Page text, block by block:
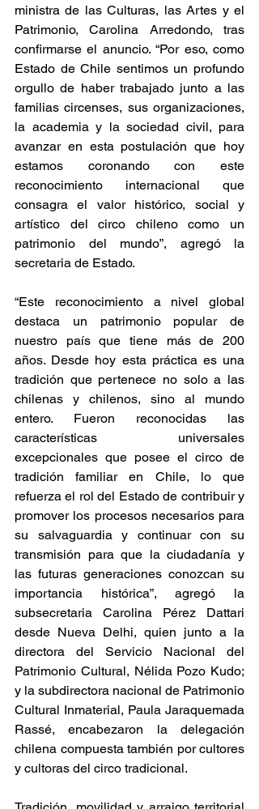
ministra de las Culturas, las Artes y el
Patrimonio, Carolina Arredondo, tras
confirmarse el anuncio. “Por eso, como
Estado de Chile sentimos un profundo
orgullo de haber trabajado junto a las
familias circenses, sus organizaciones,
la academia y la sociedad civil, para
avanzar en esta postulación que hoy
estamos coronando con este
reconocimiento internacional que
consagra el valor histórico, social y
artístico del circo chileno como un
patrimonio del mundo”, agregó la
secretaria de Estado.
“Este reconocimiento a nivel global
destaca un patrimonio popular de
nuestro país que tiene más de 200
años. Desde hoy esta práctica es una
tradición que pertenece no solo a las
chilenas y chilenos, sino al mundo
entero. Fueron reconocidas las
características universales
excepcionales que posee el circo de
tradición familiar en Chile, lo que
refuerza el rol del Estado de contribuir y
promover los procesos necesarios para
su salvaguardia y continuar con su
transmisión para que la ciudadanía y
las futuras generaciones conozcan su
importancia histórica”, agregó la
subsecretaria Carolina Pérez Dattari
desde Nueva Delhi, quien junto a la
directora del Servicio Nacional del
Patrimonio Cultural, Nélida Pozo Kudo;
y la subdirectora nacional de Patrimonio
Cultural Inmaterial, Paula Jaraquemada
Rassé, encabezaron la delegación
chilena compuesta también por cultores
y cultoras del circo tradicional.